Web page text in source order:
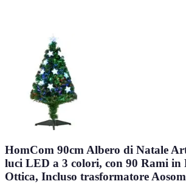
HomCom 90cm Albero di Natale
luci LED a 3 colori, con 90 Rami in
Ottica, Incluso trasformatore